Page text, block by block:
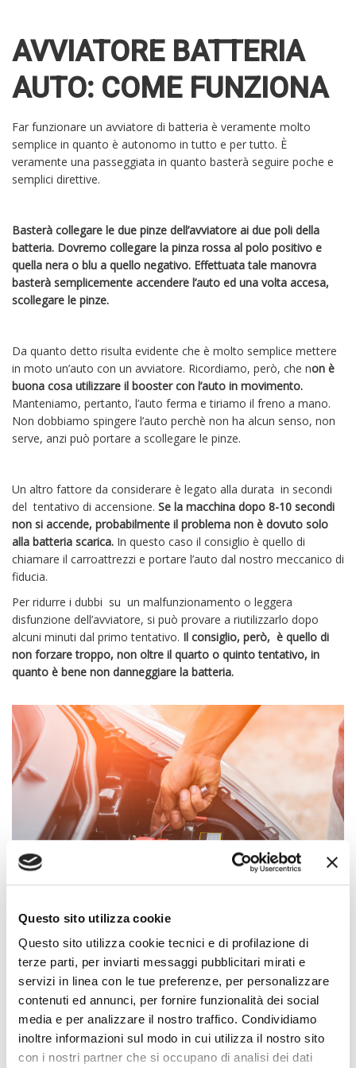
Questo sito utilizza cookie
Questo sito utilizza cookie tecnici e di profilazione di
terze parti, per inviarti messaggi pubblicitari mirati e
servizi in linea con le tue preferenze, per personalizzare
contenuti ed annunci, per fornire funzionalità dei social
media e per analizzare il nostro traffico. Condividiamo
inoltre informazioni sul modo in cui utilizza il nostro sito
con i nostri partner che si occupano di analisi dei dati
AVVIATORE BATTERIA
AUTO: COME FUNZIONA
Far funzionare un avviatore di batteria è veramente molto
semplice in quanto è autonomo in tutto e per tutto. È
veramente una passeggiata in quanto basterà seguire poche e
semplici direttive.
Basterà collegare le due pinze dell’avviatore ai due poli della
batteria. Dovremo collegare la pinza rossa al polo positivo e
quella nera o blu a quello negativo. Effettuata tale manovra
basterà semplicemente accendere l’auto ed una volta accesa,
scollegare le pinze.
Da quanto detto risulta evidente che è molto semplice mettere
in moto un’auto con un avviatore. Ricordiamo, però, che non è
buona cosa utilizzare il booster con l’auto in movimento.
Manteniamo, pertanto, l’auto ferma e tiriamo il freno a mano.
Non dobbiamo spingere l’auto perchè non ha alcun senso, non
serve, anzi può portare a scollegare le pinze.
Un altro fattore da considerare è legato alla durata in secondi
del tentativo di accensione. Se la macchina dopo 8-10 secondi
non si accende, probabilmente il problema non è dovuto solo
alla batteria scarica. In questo caso il consiglio è quello di
chiamare il carroattrezzi e portare l’auto dal nostro meccanico di
fiducia.
Per ridurre i dubbi su un malfunzionamento o leggera
disfunzione dell’avviatore, si può provare a riutilizzarlo dopo
alcuni minuti dal primo tentativo. Il consiglio, però, è quello di
non forzare troppo, non oltre il quarto o quinto tentativo, in
quanto è bene non danneggiare la batteria.
QUALE AVVIATORE DI
EMERGENZA AUTO
SCEGLIERE
Sul mercato esistono diverse tipologie di avviatori di emergenza